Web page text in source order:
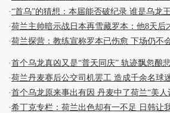
·“首乌”的猜想：本届能否破纪录 谁是乌龙
·荷兰主帅暗示战日本再雪藏罗本：他8天后
·荷兰探营：教练宣称罗本已伤愈 下场仍不
·首个乌龙真凶又是“普天同庆” 轨迹飘忽酿
·荷兰丹麦赛后公交司机罢工 造成千余名球
·首个乌龙原来事出有因 丹麦中了荷兰“美人
·希丁克专栏：荷兰出色却有一不足 日韩让